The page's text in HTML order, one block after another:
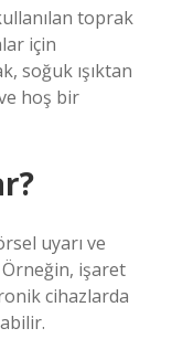
toprak
için
soğuk ışıktan
hoş bir
uyarı ve
Örneğin, işaret
cihazlarda